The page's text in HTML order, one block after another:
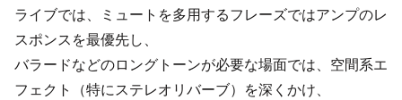
ライブでは、ミュートを多用するフレーズではアンプのレ
スポンスを最優先し、
バラードなどのロングトーンが必要な場面では、空間系エ
フェクト（特にステレオリバーブ）を深くかけ、